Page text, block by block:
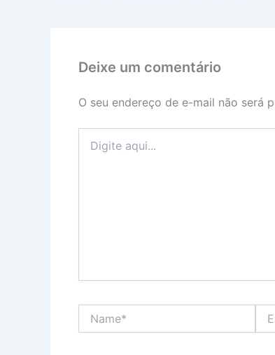
Deixe um comentário
O seu endereço de e-mail não será
aqui...